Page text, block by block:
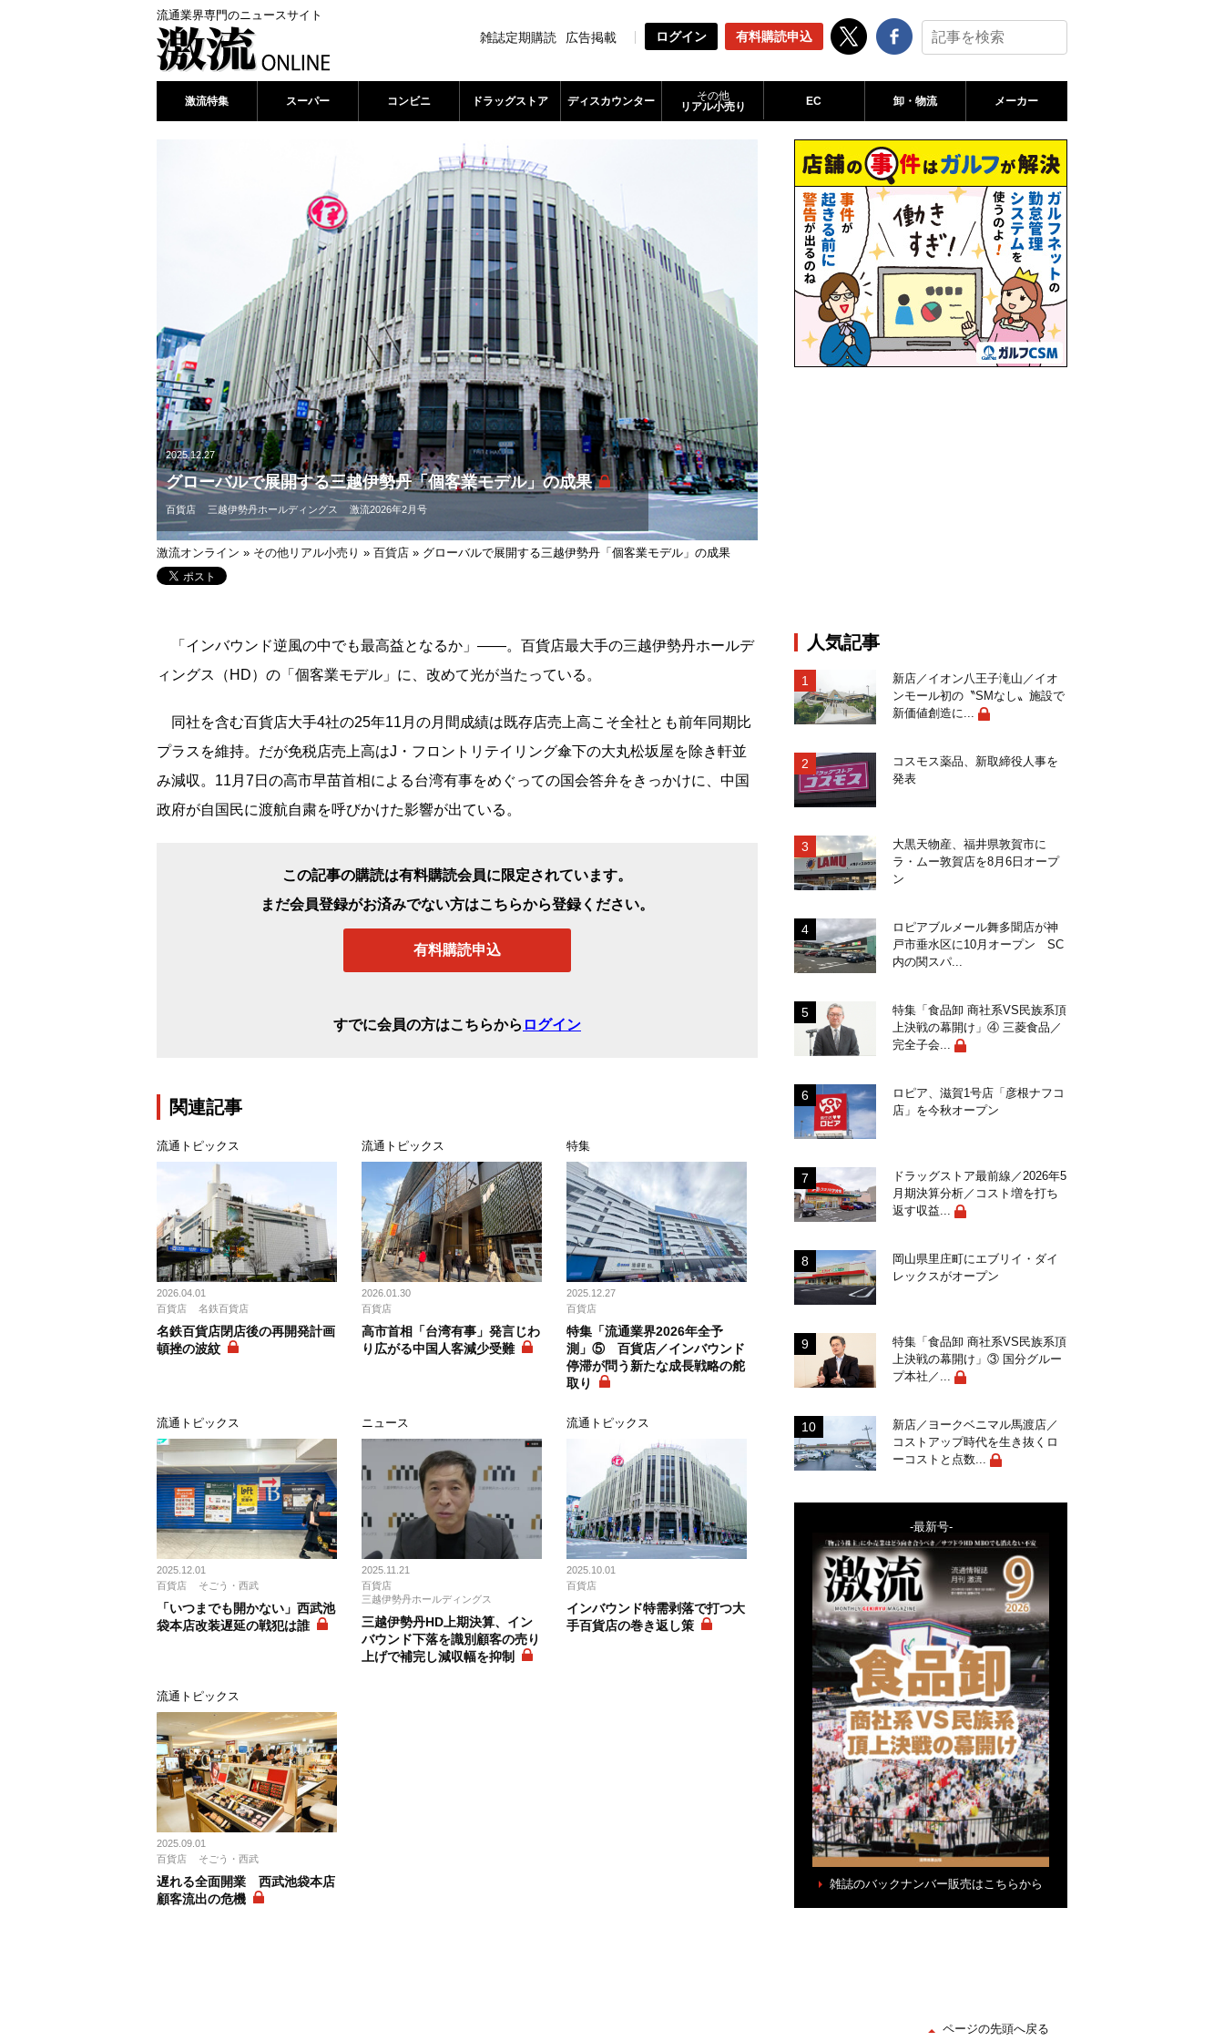
流通業界専門のニュースサイト
雑誌定期購読 広告掲載 ログイン 有料購読申込
激流特集 スーパー コンビニ ドラッグストア ディスカウンター
その他
リアル小売り
EC 卸・物流 メーカー
2025.12.27
グローバルで展開する三越伊勢丹「個客業モデル」の成果
百貨店 三越伊勢丹ホールディングス 激流2026年2月号
激流オンライン » その他リアル小売り » 百貨店 » グローバルで展開する三越伊勢丹「個客業モデル」の成果
「インバウンド逆風の中でも最高益となるか」――。百貨店最大手の三越伊勢丹ホールデ
ィングス（HD）の「個客業モデル」に、改めて光が当たっている。
同社を含む百貨店大手4社の25年11月の月間成績は既存店売上高こそ全社とも前年同期比
プラスを維持。だが免税店売上高はJ・フロントリテイリング傘下の大丸松坂屋を除き軒並
み減収。11月7日の高市早苗首相による台湾有事をめぐっての国会答弁をきっかけに、中国
政府が自国民に渡航自粛を呼びかけた影響が出ている。
この記事の購読は有料購読会員に限定されています。
まだ会員登録がお済みでない方はこちらから登録ください。
有料購読申込
すでに会員の方はこちらから ログイン
関連記事
流通トピックス
2026.04.01
百貨店
名鉄百貨店
名鉄百貨店閉店後の再開発計画
頓挫の波紋
流通トピックス
2026.01.30
百貨店
高市首相「台湾有事」発言じわ
り広がる中国人客減少受難
特集
2025.12.27
百貨店
特集「流通業界2026年全予
測」⑤ 百貨店／インバウンド
停滞が問う新たな成長戦略の舵
取り
流通トピックス
2025.12.01
百貨店
そごう・西武
「いつまでも開かない」西武池
袋本店改装遅延の戦犯は誰
ニュース
2025.11.21
百貨店
三越伊勢丹ホールディングス
三越伊勢丹HD上期決算、イン
バウンド下落を識別顧客の売り
上げで補完し減収幅を抑制
流通トピックス
2025.10.01
百貨店
インバウンド特需剥落で打つ大
手百貨店の巻き返し策
流通トピックス
2025.09.01
百貨店
そごう・西武
遅れる全面開業 西武池袋本店
顧客流出の危機
人気記事
新店／イオン八王子滝山／イオ
ンモール初の〝SMなし〟施設で
新価値創造に...
コスモス薬品、新取締役人事を
発表
大黒天物産、福井県敦賀市に
ラ・ムー敦賀店を8月6日オープ
ン
ロピアブルメール舞多聞店が神
戸市垂水区に10月オープン SC
内の関スパ...
特集「食品卸 商社系VS民族系頂
上決戦の幕開け」④ 三菱食品／
完全子会...
ロピア、滋賀1号店「彦根ナフコ
店」を今秋オープン
ドラッグストア最前線／2026年5
月期決算分析／コスト増を打ち
返す収益...
岡山県里庄町にエブリイ・ダイ
レックスがオープン
特集「食品卸 商社系VS民族系頂
上決戦の幕開け」③ 国分グルー
プ本社／...
新店／ヨークベニマル馬渡店／
コストアップ時代を生き抜くロ
ーコストと点数...
-最新号-
雑誌のバックナンバー販売はこちらから
ページの先頭へ戻る